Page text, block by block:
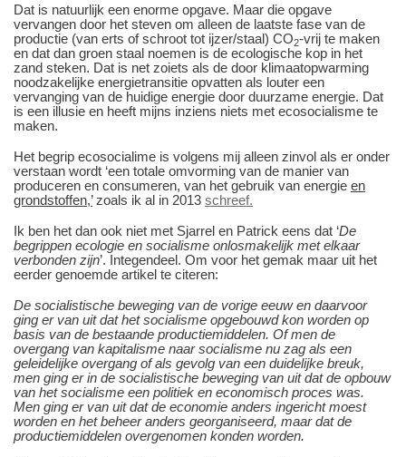
Dat is natuurlijk een enorme opgave. Maar die opgave
vervangen door het steven om alleen de laatste fase van de
productie (van erts of schroot tot ijzer/staal) CO2-vrij te maken
en dat dan groen staal noemen is de ecologische kop in het
zand steken. Dat is net zoiets als de door klimaatopwarming
noodzakelijke energietransitie opvatten als louter een
vervanging van de huidige energie door duurzame energie. Dat
is een illusie en heeft mijns inziens niets met ecosocialisme te
maken.
Het begrip ecosocialime is volgens mij alleen zinvol als er onder
verstaan wordt ‘een totale omvorming van de manier van
produceren en consumeren, van het gebruik van energie en
grondstoffen,’zoals ik al in 2013 schreef.
Ik ben het dan ook niet met Sjarrel en Patrick eens dat ‘De
begrippen ecologie en socialisme onlosmakelijk met elkaar
verbonden zijn’. Integendeel. Om voor het gemak maar uit het
eerder genoemde artikel te citeren:
De socialistische beweging van de vorige eeuw en daarvoor
ging er van uit dat het socialisme opgebouwd kon worden op
basis van de bestaande productiemiddelen. Of men de
overgang van kapitalisme naar socialisme nu zag als een
geleidelijke overgang of als gevolg van een duidelijke breuk,
men ging er in de socialistische beweging van uit dat de opbouw
van het socialisme een politiek en economisch proces was.
Men ging er van uit dat de economie anders ingericht moest
worden en het beheer anders georganiseerd, maar dat de
productiemiddelen overgenomen konden worden.